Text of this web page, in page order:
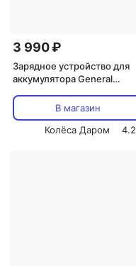
3 990 ₽
Зарядное устройство для
аккумулятора General
В магазин
Колёса Даром
4.2